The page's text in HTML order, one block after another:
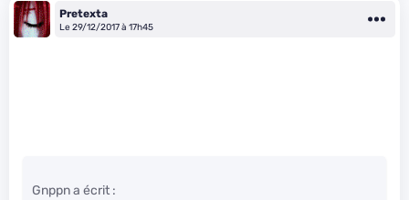
Pretexta
Le 29/12/2017 à 17h45
Gnppn a écrit :